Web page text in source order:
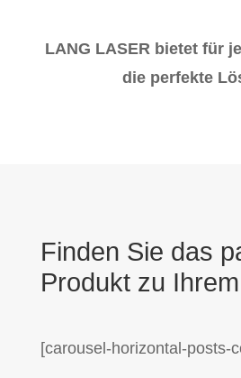
LANG LASER bietet für
die perfekte
Finden Sie das
Produkt zu
[carousel-horizontal-posts-